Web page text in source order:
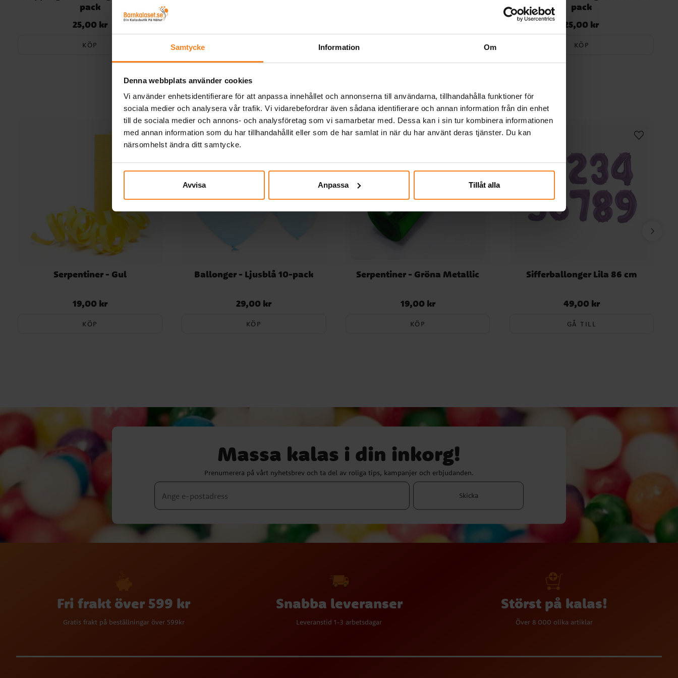
Samtycke Information Om
Denna webbplats använder cookies
Vi använder enhetsidentifierare för att anpassa innehållet och annonserna till användarna, tillhandahålla funktioner för
sociala medier och analysera vår trafik. Vi vidarebefordrar även sådana identifierare och annan information från din enhet
till de sociala medier och annons- och analysföretag som vi samarbetar med. Dessa kan i sin tur kombinera informationen
med annan information som du har tillhandahållit eller som de har samlat in när du har använt deras tjänster. Du kan
närsomhelst ändra ditt samtycke.
Avvisa Anpassa Tillåt alla
pack
Pris:25,00 kr
25,00 kr
KÖP
pack
Pris:25,00 kr
25,00 kr
KÖP
Andra köpte även
Serpentiner - Gul
Pris:19,00 kr
19,00 kr
KÖP
Ballonger - Ljusblå 10-pack
Pris:29,00 kr
29,00 kr
KÖP
Serpentiner - Gröna Metallic
Pris:19,00 kr
19,00 kr
KÖP
Sifferballonger Lila 86 cm
Pris:49,00 kr
49,00 kr
GÅ TILL
Massa kalas i din inkorg!
Prenumerera på vårt nyhetsbrev och ta del av roliga tips, kampanjer och erbjudanden.
Skicka
Fri frakt över 599 kr
Gratis frakt på beställningar över 599kr
Snabba leveranser
Leveranstid 1-3 arbetsdagar
Störst på kalas!
Över 8 000 olika artiklar